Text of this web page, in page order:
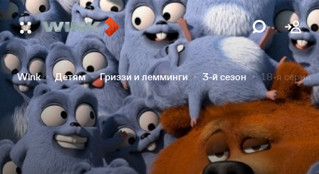
Wink Детям Гриззи и лемминги 3-й сезон 18-я серия